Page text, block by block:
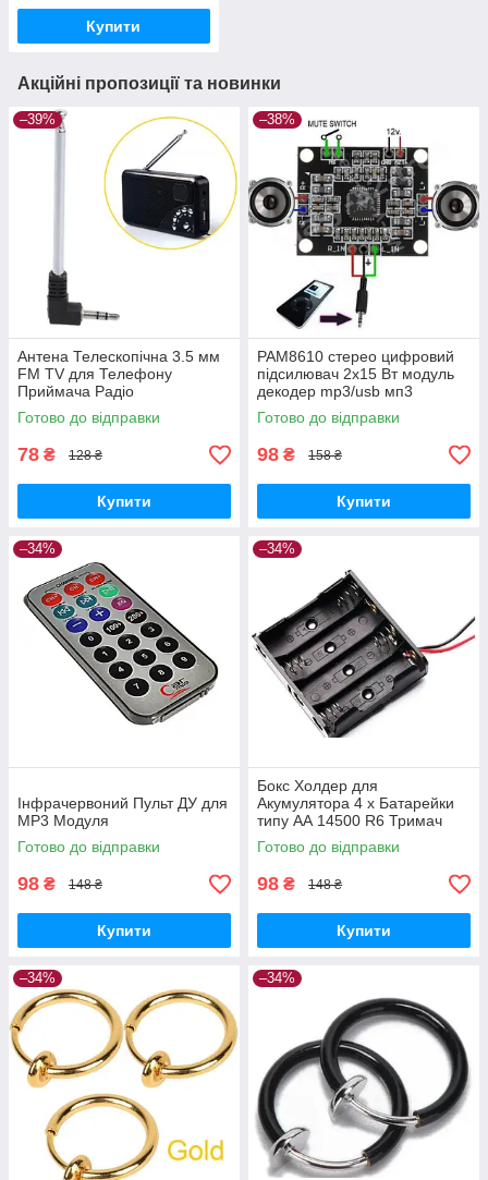
Купити
Акційні пропозиції та новинки
–39%
Антена Телескопічна 3.5 мм
FM TV для Телефону
Приймача Радіо
Готово до відправки
78 ₴ 128 ₴
Купити
–38%
PAM8610 стерео цифровий
підсилювач 2x15 Вт модуль
декодер mp3/usb мп3
Готово до відправки
98 ₴ 158 ₴
Купити
–34%
Інфрачервоний Пульт ДУ для
MP3 Модуля
Готово до відправки
98 ₴ 148 ₴
Купити
–34%
Бокс Холдер для
Акумулятора 4 х Батарейки
типу АА 14500 R6 Тримач
Holder
Готово до відправки
98 ₴ 148 ₴
Купити
–34% –34%